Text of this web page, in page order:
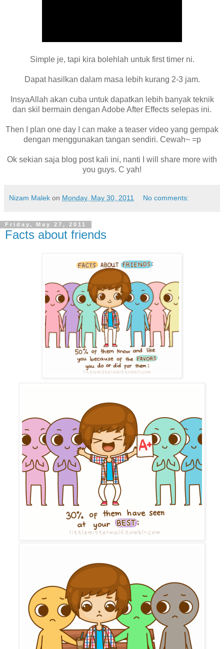
Simple je, tapi kira bolehlah untuk first timer ni.
Dapat hasilkan dalam masa lebih kurang 2-3 jam.
InsyaAllah akan cuba untuk dapatkan lebih banyak teknik
dan skil bermain dengan Adobe After Effects selepas ini.
Then I plan one day I can make a teaser video yang gempak
dengan menggunakan tangan sendiri. Cewah~ =p
Ok sekian saja blog post kali ini, nanti I will share more with
you guys. C yah!
Nizam Malek on Monday, May 30, 2011 No comments:
Friday, May 27, 2011
Facts about friends